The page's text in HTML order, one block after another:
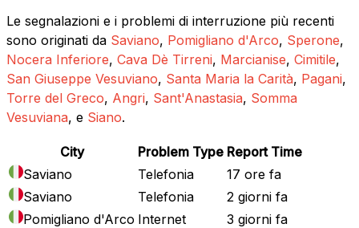
Le segnalazioni e i problemi di interruzione più recenti
sono originati da Saviano, Pomigliano d'Arco, Sperone,
Nocera Inferiore, Cava Dè Tirreni, Marcianise, Cimitile,
San Giuseppe Vesuviano, Santa Maria la Carità, Pagani,
Torre del Greco, Angri, Sant'Anastasia, Somma
Vesuviana, e Siano.
City Problem Type Report Time
Saviano
Telefonia
17 ore fa
Saviano
Telefonia
2 giorni fa
Pomigliano d'Arco Internet
3 giorni fa